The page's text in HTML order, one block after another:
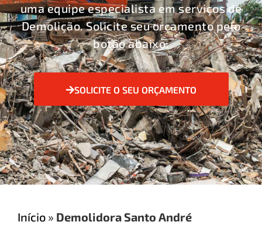
uma equipe especialista em serviços de
Demolição. Solicite seu orçamento pelo
botão abaixo:
SOLICITE O SEU ORÇAMENTO
Início » Demolidora Santo André